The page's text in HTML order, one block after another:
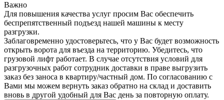
Важно
Для повышения качества услуг просим Вас обеспечить
беспрепятственный подъезд нашей машины к месту
разгрузки.
Заблаговременно удостоверьтесь, что у Вас будет возможность
открыть ворота для въезда на территорию. Убедитесь, что
грузовой лифт работает. В случае отсутствия условий для
разгрузочных работ сотрудник доставки в праве выгрузить
заказ без заноса в квартиру/частный дом. По согласованию с
Вами мы можем вернуть заказ обратно на склад и доставить
вновь в другой удобный для Вас день за повторную оплату.